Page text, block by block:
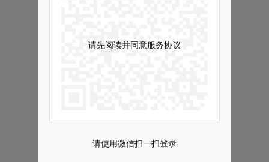
请先阅读并同意服务协议
请使用微信扫一扫登录